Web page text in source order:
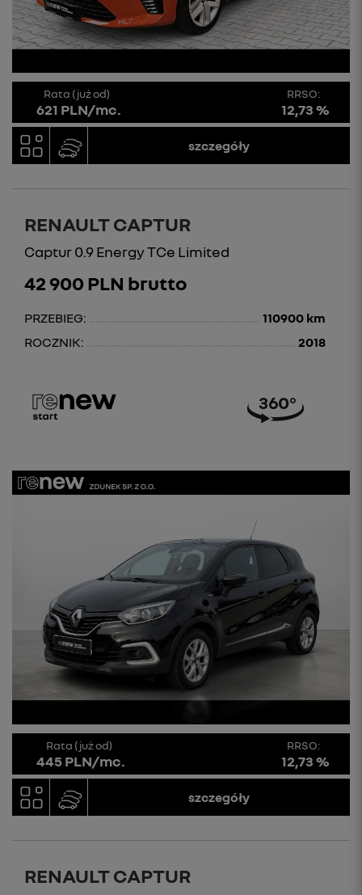
Rata (już od)
621 PLN/mc.
RRSO:
12,73 %
szczegóły
RENAULT CAPTUR
Captur 0.9 Energy TCe Limited
42 900 PLN brutto
PRZEBIEG:
110900 km
ROCZNIK:
2018
Rata (już od)
445 PLN/mc.
RRSO:
12,73 %
szczegóły
RENAULT CAPTUR